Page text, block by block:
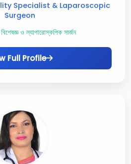
Specialist & Laparoscopic
Surgeon
ও ল্যাপারোস্কপিক সার্জন
Full Profile